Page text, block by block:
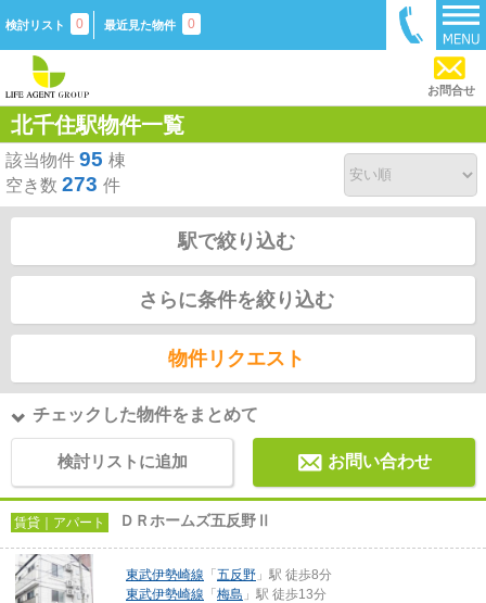
検討リスト 0 最近見た物件 0
お問合せ
北千住駅物件一覧
該当物件 95 棟
空き数 273 件
駅で絞り込む
さらに条件を絞り込む
物件リクエスト
チェックした物件をまとめて
検討リストに追加 お問い合わせ
賃貸｜アパート ＤＲホームズ五反野Ⅱ
東武伊勢崎線 「 五反野 」駅 徒歩8分
東武伊勢崎線 「 梅島 」駅 徒歩13分